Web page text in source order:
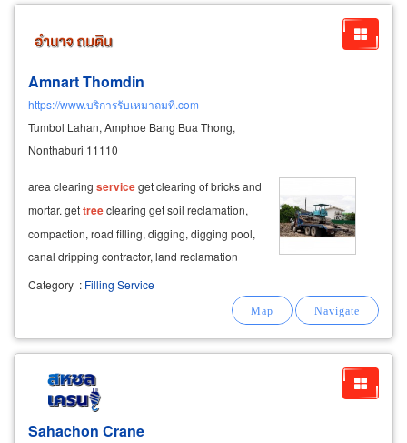
Amnart Thomdin
https://www.บริการรับเหมาถมที่.com
Tumbol Lahan, Amphoe Bang Bua Thong,
Nonthaburi 11110
area clearing serviceget clearing of bricks and
mortar. gettreeclearing get soil reclamation,
compaction, road filling, digging, digging pool,
canal dripping contractor, land reclamation
contractor, road reclamation.
Category : Filling Service
Sahachon Crane